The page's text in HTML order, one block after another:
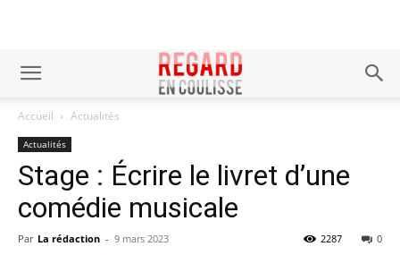
Accueil Actualités
Actualités
Stage : Écrire le livret d’une
comédie musicale
Par La rédaction - 9 mars 2023 0
2287